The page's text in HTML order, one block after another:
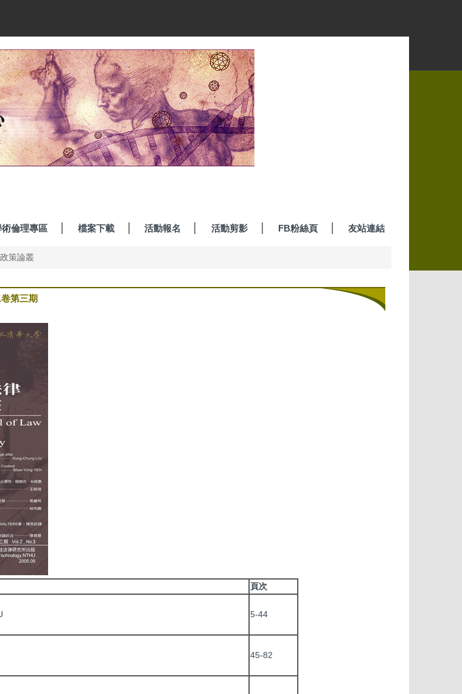
術倫理專區 檔案下載 活動報名 活動剪影 FB粉絲頁 友站連結
策論叢
第三期
頁次
5-44
45-82